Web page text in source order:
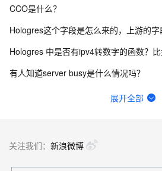
CCO是什么？
Hologres这个字段是怎么来的，上游的字
Hologres 中是否有ipv4转数字的函数？
有人知道server busy是什么情况吗？
请问Hologres 的视图可以作为Flink 的维
Hologres holo报日期转换超限 怎么处理?
展开全部
关注我们： 新浪微博